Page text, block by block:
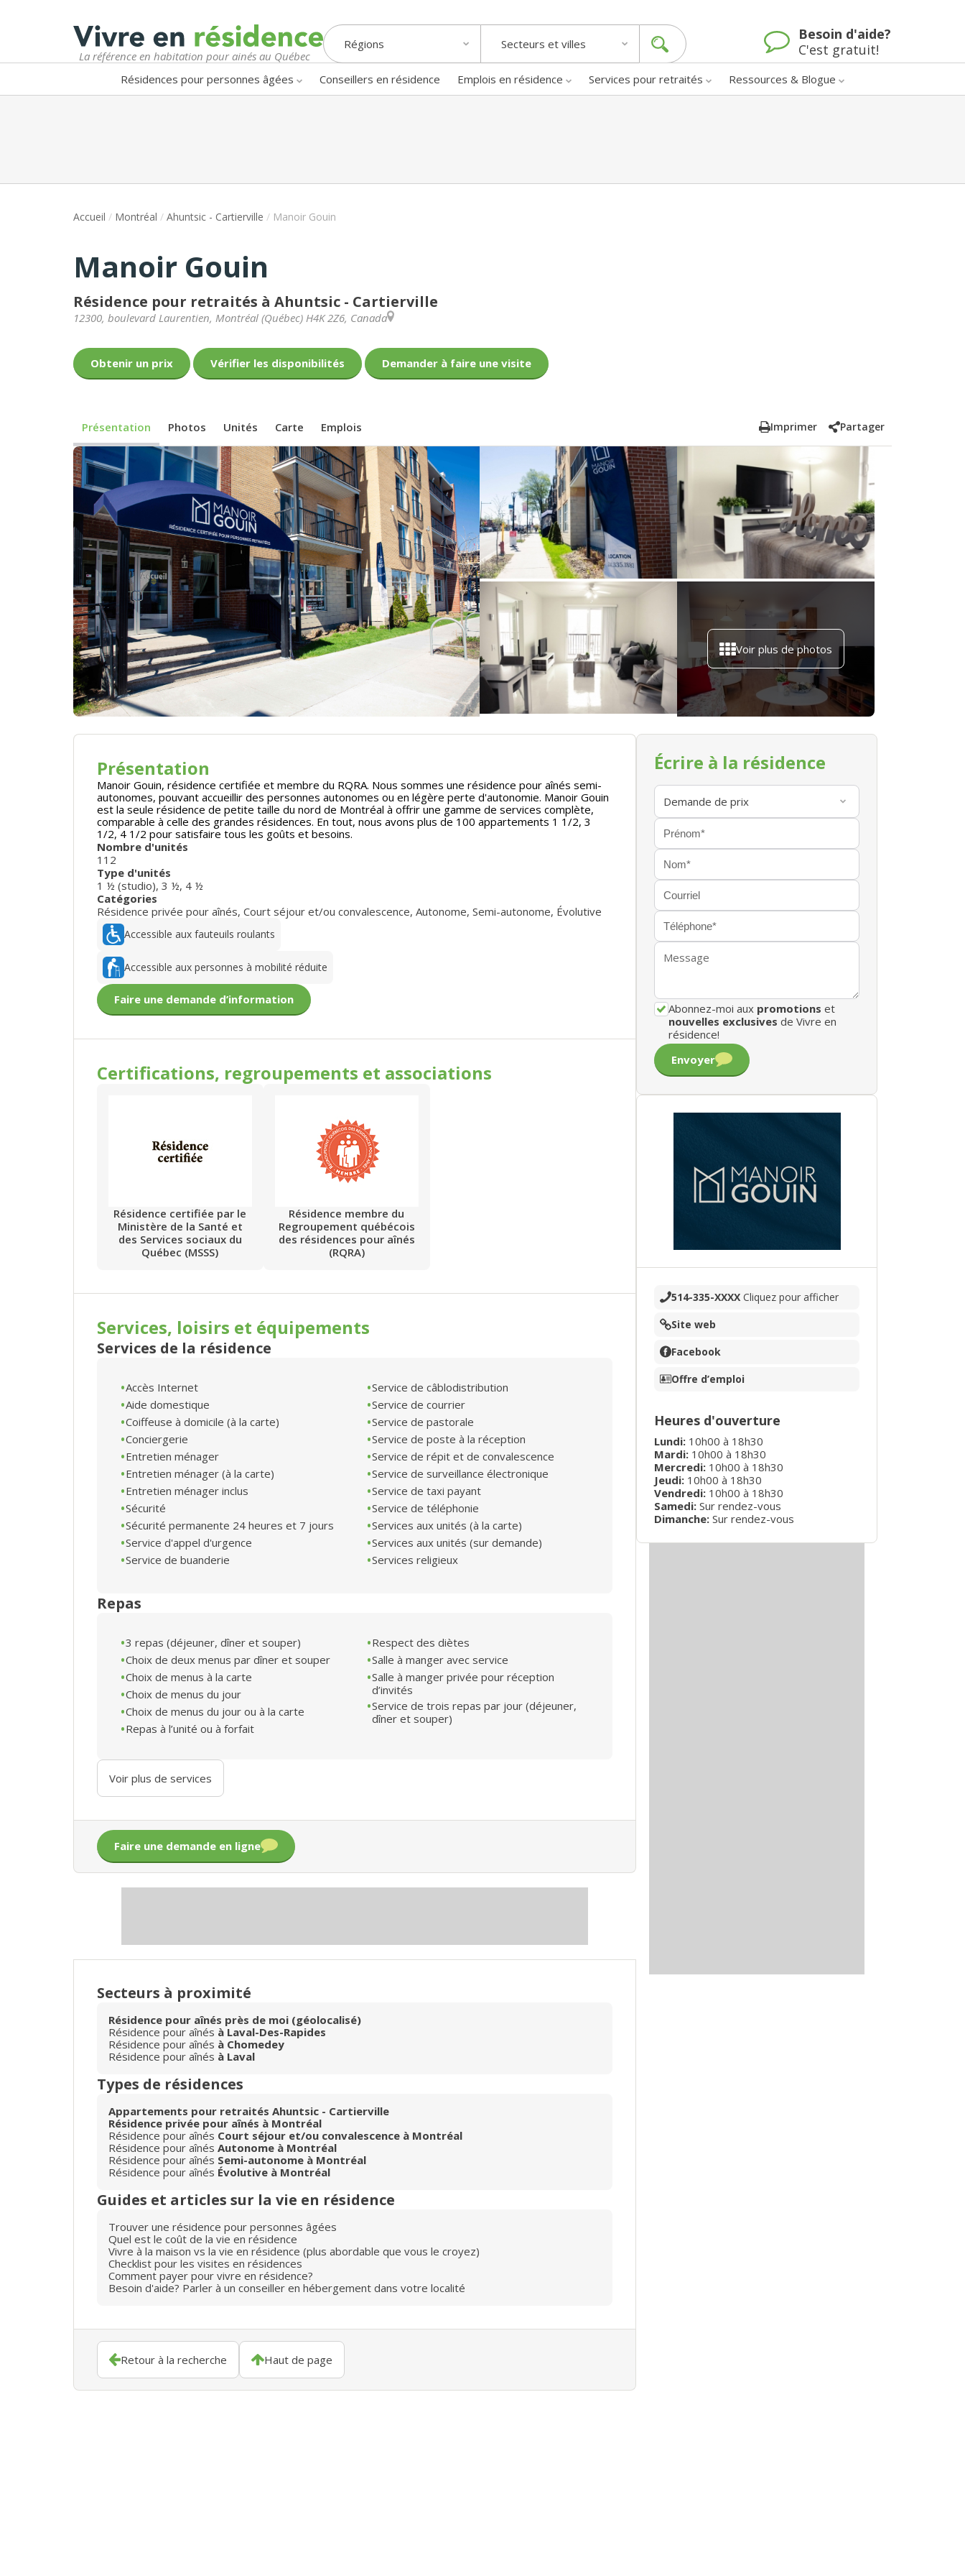
La référence en habitation pour ainés au Québec
Régions Secteurs et villes
Besoin d'aide?
C'est gratuit!
Résidences pour personnes âgées Conseillers en résidence Emplois en résidence Services pour retraités Ressources & Blogue
Accueil / Montréal / Ahuntsic - Cartierville / Manoir Gouin
Manoir Gouin
Résidence pour retraités à Ahuntsic - Cartierville
12300, boulevard Laurentien, Montréal (Québec) H4K 2Z6, Canada
Obtenir un prix Vérifier les disponibilités Demander à faire une visite
Présentation Photos Unités Carte Emplois Imprimer Partager
Voir plus de photos
Présentation
Manoir Gouin, résidence certifiée et membre du RQRA. Nous sommes une résidence pour aînés semi-
autonomes, pouvant accueillir des personnes autonomes ou en légère perte d'autonomie. Manoir Gouin
est la seule résidence de petite taille du nord de Montréal à offrir une gamme de services complète,
comparable à celle des grandes résidences. En tout, nous avons plus de 100 appartements 1 1/2, 3
1/2, 4 1/2 pour satisfaire tous les goûts et besoins.
Nombre d'unités
112
Type d'unités
1 ½ (studio), 3 ½, 4 ½
Catégories
Résidence privée pour aînés, Court séjour et/ou convalescence, Autonome, Semi-autonome, Évolutive
Accessible aux fauteuils roulants
Accessible aux personnes à mobilité réduite
Faire une demande d’information
Certifications, regroupements et associations
Résidence certifiée par le
Ministère de la Santé et
des Services sociaux du
Québec (MSSS)
Résidence membre du
Regroupement québécois
des résidences pour aînés
(RQRA)
Services, loisirs et équipements
Services de la résidence
Accès Internet
Aide domestique
Coiffeuse à domicile (à la carte)
Conciergerie
Entretien ménager
Entretien ménager (à la carte)
Entretien ménager inclus
Sécurité
Sécurité permanente 24 heures et 7 jours
Service d'appel d'urgence
Service de buanderie
Service de câblodistribution
Service de courrier
Service de pastorale
Service de poste à la réception
Service de répit et de convalescence
Service de surveillance électronique
Service de taxi payant
Service de téléphonie
Services aux unités (à la carte)
Services aux unités (sur demande)
Services religieux
Repas
3 repas (déjeuner, dîner et souper)
Choix de deux menus par dîner et souper
Choix de menus à la carte
Choix de menus du jour
Choix de menus du jour ou à la carte
Repas à l’unité ou à forfait
Respect des diètes
Salle à manger avec service
Salle à manger privée pour réception
d’invités
Service de trois repas par jour (déjeuner,
dîner et souper)
Voir plus de services
Faire une demande en ligne
Secteurs à proximité
Résidence pour aînés près de moi (géolocalisé)
Résidence pour aînés à Laval-Des-Rapides
Résidence pour aînés à Chomedey
Résidence pour aînés à Laval
Types de résidences
Appartements pour retraités Ahuntsic - Cartierville
Résidence privée pour aînés à Montréal
Résidence pour aînés Court séjour et/ou convalescence à Montréal
Résidence pour aînés Autonome à Montréal
Résidence pour aînés Semi-autonome à Montréal
Résidence pour aînés Évolutive à Montréal
Guides et articles sur la vie en résidence
Trouver une résidence pour personnes âgées
Quel est le coût de la vie en résidence
Vivre à la maison vs la vie en résidence (plus abordable que vous le croyez)
Checklist pour les visites en résidences
Comment payer pour vivre en résidence?
Besoin d'aide? Parler à un conseiller en hébergement dans votre localité
Retour à la recherche Haut de page
Écrire à la résidence
Abonnez-moi aux promotions et
nouvelles exclusives de Vivre en
résidence!
Envoyer
514-335-XXXX Cliquez pour afficher
Site web
Facebook
Offre d’emploi
Heures d'ouverture
Lundi: 10h00 à 18h30
Mardi: 10h00 à 18h30
Mercredi: 10h00 à 18h30
Jeudi: 10h00 à 18h30
Vendredi: 10h00 à 18h30
Samedi: Sur rendez-vous
Dimanche: Sur rendez-vous